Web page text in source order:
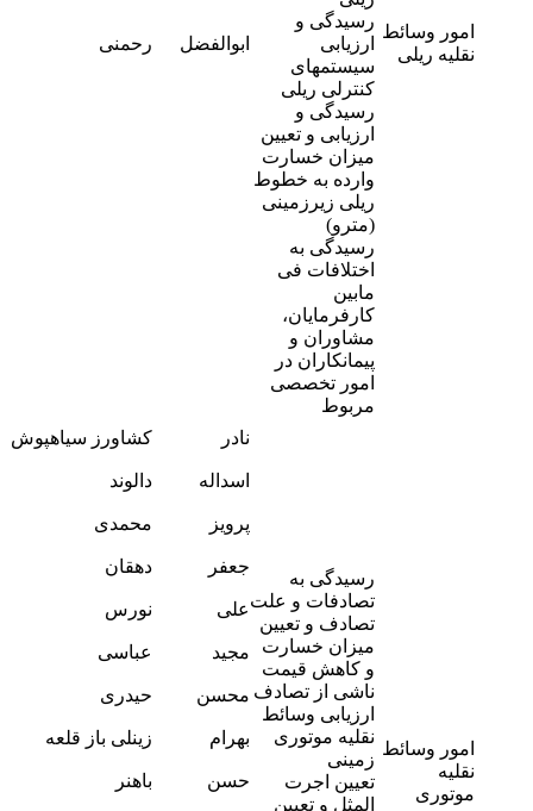
امور وسائط
نقلیه ریلی
رسیدگی و
ارزیابی
سیستمهای
کنترلی ریلی
رسیدگی و
ارزیابی و تعیین
میزان خسارت
وارده به خطوط
ریلی زیرزمینی
(مترو)
رسیدگی به
اختلافات فی
مابین
کارفرمایان،
مشاوران و
پیمانکاران در
امور تخصصی
مربوط
ابوالفضل رحمنی
امور وسائط
نقلیه
موتوری
رسیدگی به
تصادفات و علت
تصادف و تعیین
میزان خسارت
و کاهش قیمت
ناشی از تصادف
ارزیابی وسائط
نقلیه موتوری
زمینی
تعیین اجرت
المثل و تعیین
نادر کشاورز سیاهپوش
اسداله
دالوند
پرویز
محمدی
جعفر
دهقان
علی
نورس
مجید
عباسی
محسن
حیدری
بهرام
زینلی باز قلعه
حسن
باهنر